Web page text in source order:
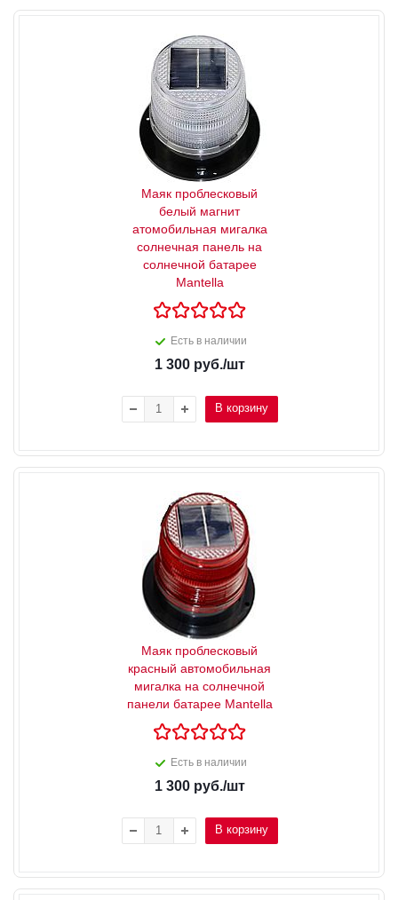
Маяк проблесковый
белый магнит
атомобильная мигалка
солнечная панель на
солнечной батарее
Mantella
Есть в наличии
1 300руб./шт
В корзину
Маяк проблесковый
красный автомобильная
мигалка на солнечной
панели батарее Mantella
Есть в наличии
1 300руб./шт
В корзину